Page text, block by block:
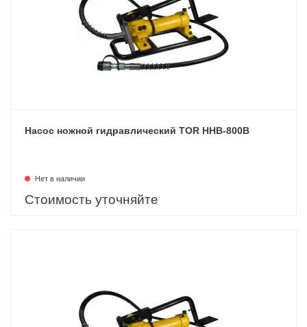
Насос ножной гидравлический TOR HHB-800B
Нет в наличии
Стоимость уточняйте